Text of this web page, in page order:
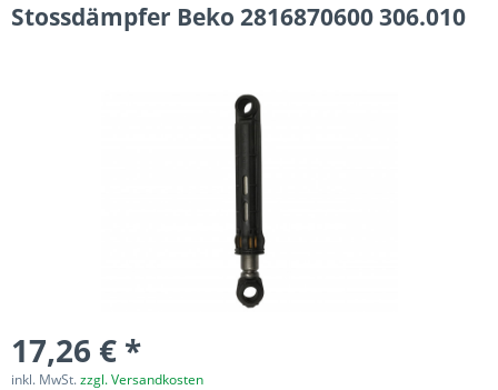
Stossdämpfer Beko 2816870600 306.010
17,26 € *
inkl. MwSt.zzgl. Versandkosten